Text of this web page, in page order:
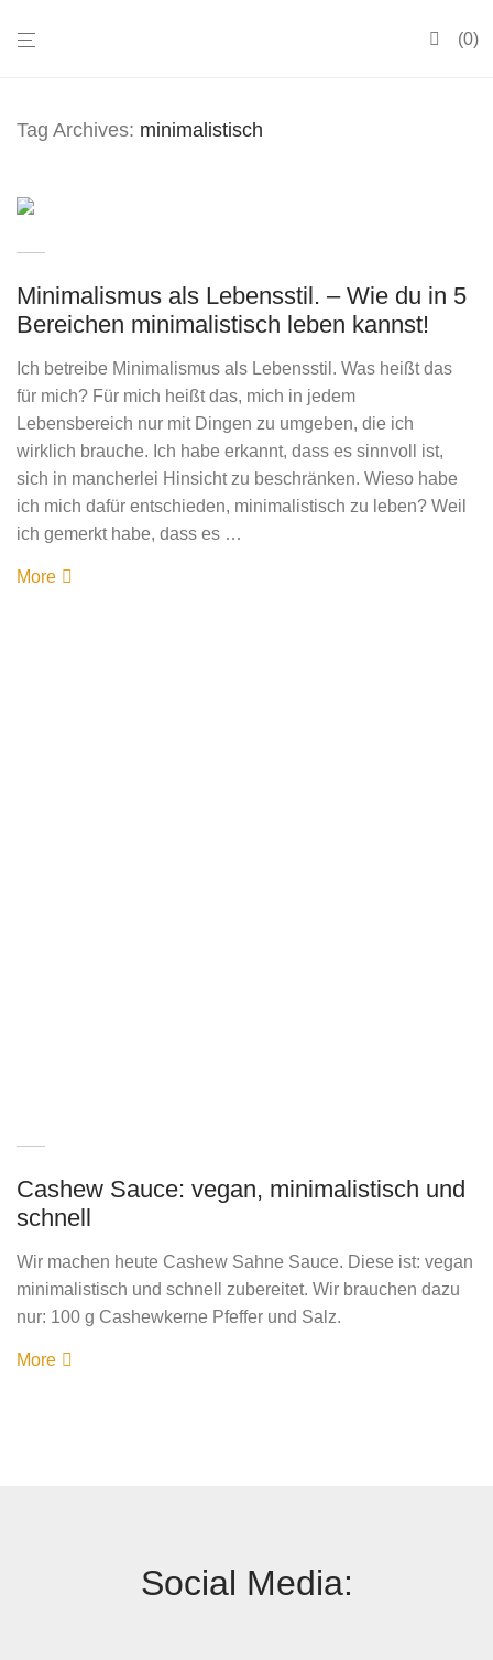
0
Tag Archives: minimalistisch
Minimalismus als Lebensstil. – Wie du in 5
Bereichen minimalistisch leben kannst!
Ich betreibe Minimalismus als Lebensstil. Was heißt das
für mich? Für mich heißt das, mich in jedem
Lebensbereich nur mit Dingen zu umgeben, die ich
wirklich brauche. Ich habe erkannt, dass es sinnvoll ist,
sich in mancherlei Hinsicht zu beschränken. Wieso habe
ich mich dafür entschieden, minimalistisch zu leben? Weil
ich gemerkt habe, dass es …
More
Cashew Sauce: vegan, minimalistisch und
schnell
Wir machen heute Cashew Sahne Sauce. Diese ist: vegan
minimalistisch und schnell zubereitet. Wir brauchen dazu
nur: 100 g Cashewkerne Pfeffer und Salz.
More
Social Media: